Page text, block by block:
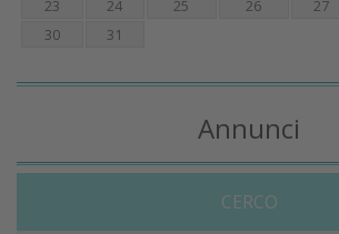
23 24 25 26 27
30
31
Annunci
CERCO